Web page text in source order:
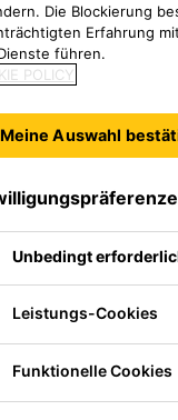
LKW
und ist
Die Blockierung
Erfahrung
führen.
POLICY
Meine Auswahl
Unbedingt
Leistungs-Cookies
Funktionelle Cookies